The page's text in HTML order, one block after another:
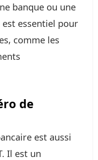
banque ou une
est essentiel pour
comme les
de
est aussi
Il est un